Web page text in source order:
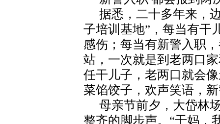
据悉，二十多年来，
子培训基地”，每当有干
感伤；每当有新警入职
站，一次就是到老两口
任干儿子，老两口就会
菜馅饺子，欢声笑语，
母亲节前夕，大岱林
整齐的脚步声。“干妈，